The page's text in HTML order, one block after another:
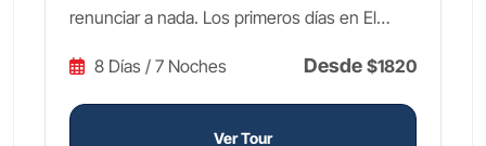
renunciar a nada. Los primeros días en El
de Guiza, la imponente Esfinge y el fascinante
Gran Museo Egipcio, donde los tesoros de
Tutankamón te dejarán sin palabras. Después
8 Días / 7 Noches Desde $1820
Ver Tour